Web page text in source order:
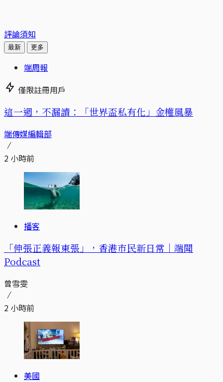
評論須知
最新 更多
端周報
僅限註冊用戶
這一週，不漏讀：「世界盃私有化」金權風暴
端傳媒編輯部
2 小時前
播客
「伸張正義報東張」，香港市民新日常｜端聞
Podcast
曾雪雯
2 小時前
美國